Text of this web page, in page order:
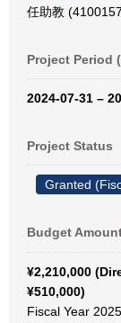
任助教
Project Period
2024-07-31 –
Project Status
Granted
Budget
¥2,210,000
¥510,000)
Fiscal Year